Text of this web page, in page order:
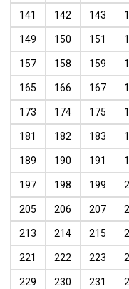
141 142 143
149 150 151
157 158 159
165 166 167
173 174 175
181 182 183
189 190 191
197 198 199
205 206 207
213 214 215
221 222 223
229 230 231